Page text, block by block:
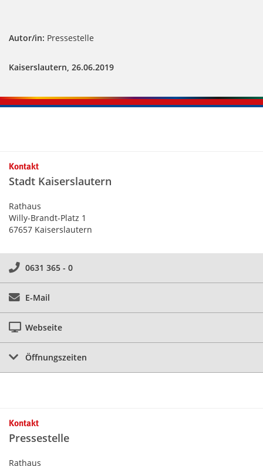
Autor/in: Pressestelle
Kaiserslautern, 26.06.2019
Kontakt
Stadt Kaiserslautern
Rathaus
Willy-Brandt-Platz 1
67657 Kaiserslautern
0631 365 - 0
E-Mail
Webseite
Öffnungszeiten
Kontakt
Pressestelle
Rathaus